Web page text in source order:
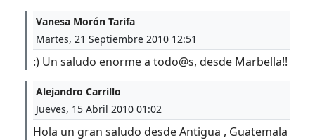
Vanesa Morón Tarifa
Martes, 21 Septiembre 2010 12:51
:) Un saludo enorme a todo@s, desde Marbella!!
Alejandro Carrillo
Jueves, 15 Abril 2010 01:02
Hola un gran saludo desde Antigua , Guatemala